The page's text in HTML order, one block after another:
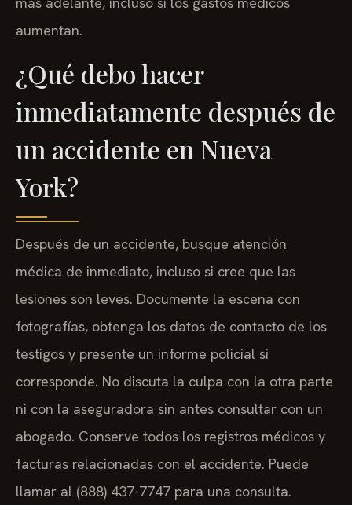
aumentan.
¿Qué debo hacer
inmediatamente después de
un accidente en Nueva
York?
Después de un accidente, busque atención
médica de inmediato, incluso si cree que las
lesiones son leves. Documente la escena con
fotografías, obtenga los datos de contacto de los
testigos y presente un informe policial si
corresponde. No discuta la culpa con la otra parte
ni con la aseguradora sin antes consultar con un
abogado. Conserve todos los registros médicos y
facturas relacionadas con el accidente. Puede
llamar al (888) 437-7747 para una consulta.